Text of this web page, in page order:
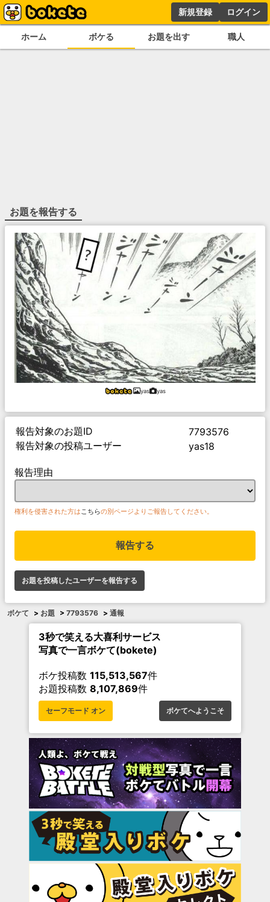
新規登録 ログイン
ホーム ボケる お題を出す 職人
お題を報告する
yas yas
報告対象のお題ID
7793576
報告対象の投稿ユーザー
yas18
報告理由
権利を侵害された方は こちらの別ページよりご報告してください。
報告する
お題を投稿したユーザーを報告する
ボケて > お題 > 7793576 > 通報
3秒で笑える大喜利サービス
写真で一言ボケて(bokete)
ボケ投稿数 115,513,567件
お題投稿数 8,107,869件
セーフモード オン ボケてへようこそ